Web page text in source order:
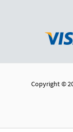
Copyright ©